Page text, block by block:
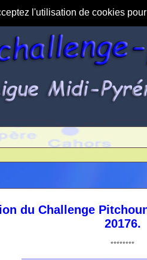
l'utilisation de cookies
du Challenge
20176.
********